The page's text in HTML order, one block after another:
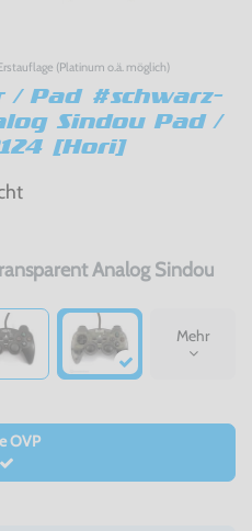
(Platinum o.ä. möglich)
/ Pad #schwarz-
Sindou Pad /
[Hori]
Analog Sindou
Mehr
OVP